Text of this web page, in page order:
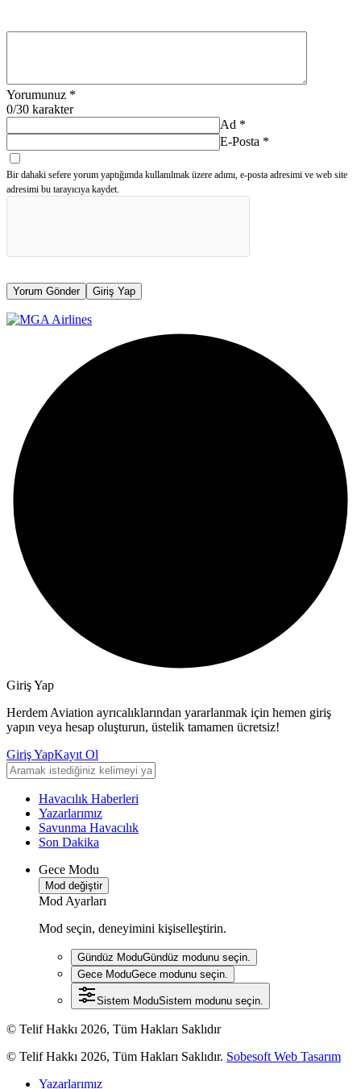
Yorumunuz *
0/30 karakter
Ad *
E-Posta *
Bir dahaki sefere yorum yaptığımda kullanılmak üzere adımı, e-posta adresimi ve web site
adresimi bu tarayıcıya kaydet.
Yorum Gönder Giriş Yap
Giriş Yap
Herdem Aviation ayrıcalıklarından yararlanmak için hemen giriş
yapın veya hesap oluşturun, üstelik tamamen ücretsiz!
Giriş YapKayıt Ol
Havacılık Haberleri
Yazarlarımız
Savunma Havacılık
Son Dakika
Gece Modu
Mod değiştir
Mod Ayarları
Mod seçin, deneyimini kişiselleştirin.
Gündüz ModuGündüz modunu seçin.
Gece ModuGece modunu seçin.
Sistem ModuSistem modunu seçin.
© Telif Hakkı 2026, Tüm Hakları Saklıdır
© Telif Hakkı 2026, Tüm Hakları Saklıdır. Sobesoft Web Tasarım
Yazarlarımız